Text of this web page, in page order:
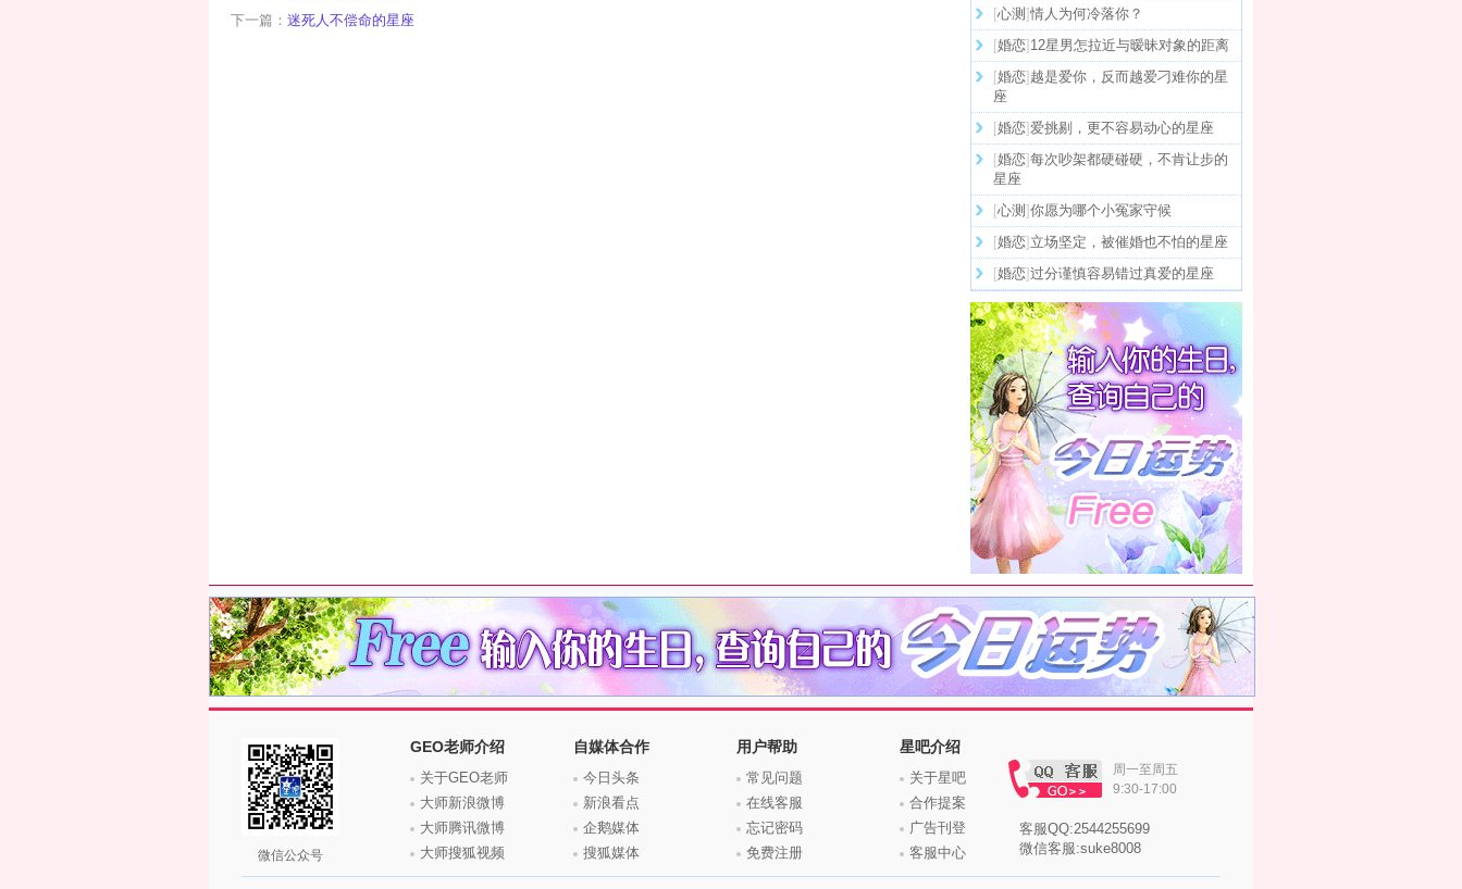
下一篇： 迷死人不偿命的星座
[心测 ]情人为何冷落你？
[婚恋] 12星男怎拉近与暧昧对象的距离
[婚恋] 越是爱你，反而越爱刁难你的星
座
[婚恋]爱挑剔，更不容易动心的星座
[婚恋]每次吵架都硬碰硬，不肯让步的
星座
[心测 ]你愿为哪个小冤家守候
[婚恋] 立场坚定，被催婚也不怕的星座
[婚恋]过分谨慎容易错过真爱的星座
微信公众号
GEO老师介绍
关于GEO老师
大师新浪微博
大师腾讯微博
大师搜狐视频
自媒体合作
今日头条
新浪看点
企鹅媒体
搜狐媒体
用户帮助
常见问题
在线客服
忘记密码
免费注册
星吧介绍
关于星吧
合作提案
广告刊登
客服中心
周一至周五
9:30-17:00
客服QQ:2544255699
微信客服:suke8008